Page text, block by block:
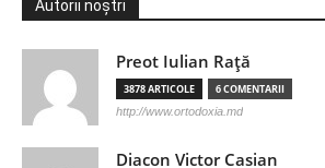
Autorii noștri
Preot Iulian Raţă
3878 ARTICOLE 6 COMENTARII
http://www.ortodoxia.md
Diacon Victor Casian